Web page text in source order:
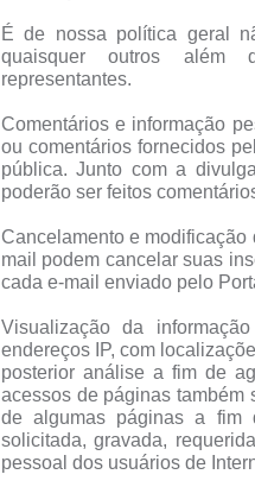
É de nossa política geral
quaisquer outros além
representantes.
Comentários e informação
ou comentários fornecidos
pública. Junto com a
poderão ser feitos
Cancelamento e
mail podem cancelar suas
cada e-mail enviado pelo
Visualização da
endereços IP, com
posterior análise a fim de
acessos de páginas também
de algumas páginas a fim
solicitada, gravada,
pessoal dos usuários de